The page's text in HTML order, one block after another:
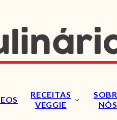
RECEITAS
VEGGIE
NÓS